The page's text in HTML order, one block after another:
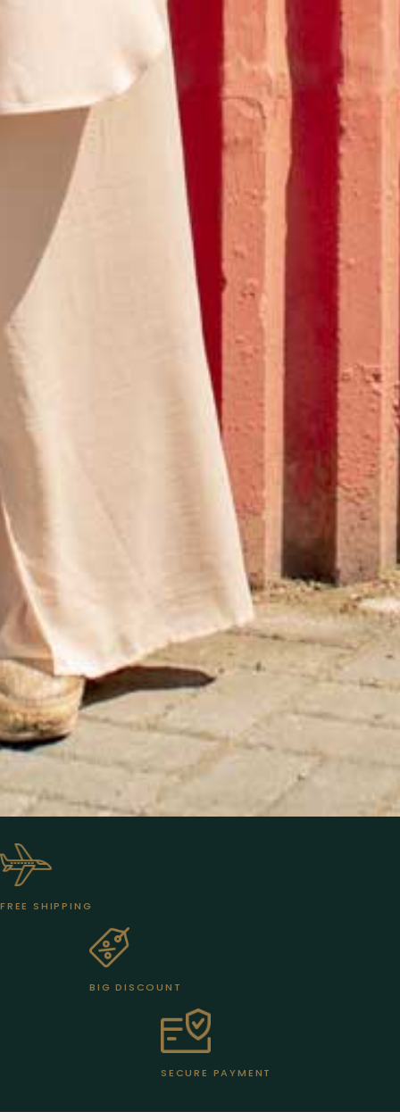
FREE SHIPPING
BIG DISCOUNT
SECURE PAYMENT